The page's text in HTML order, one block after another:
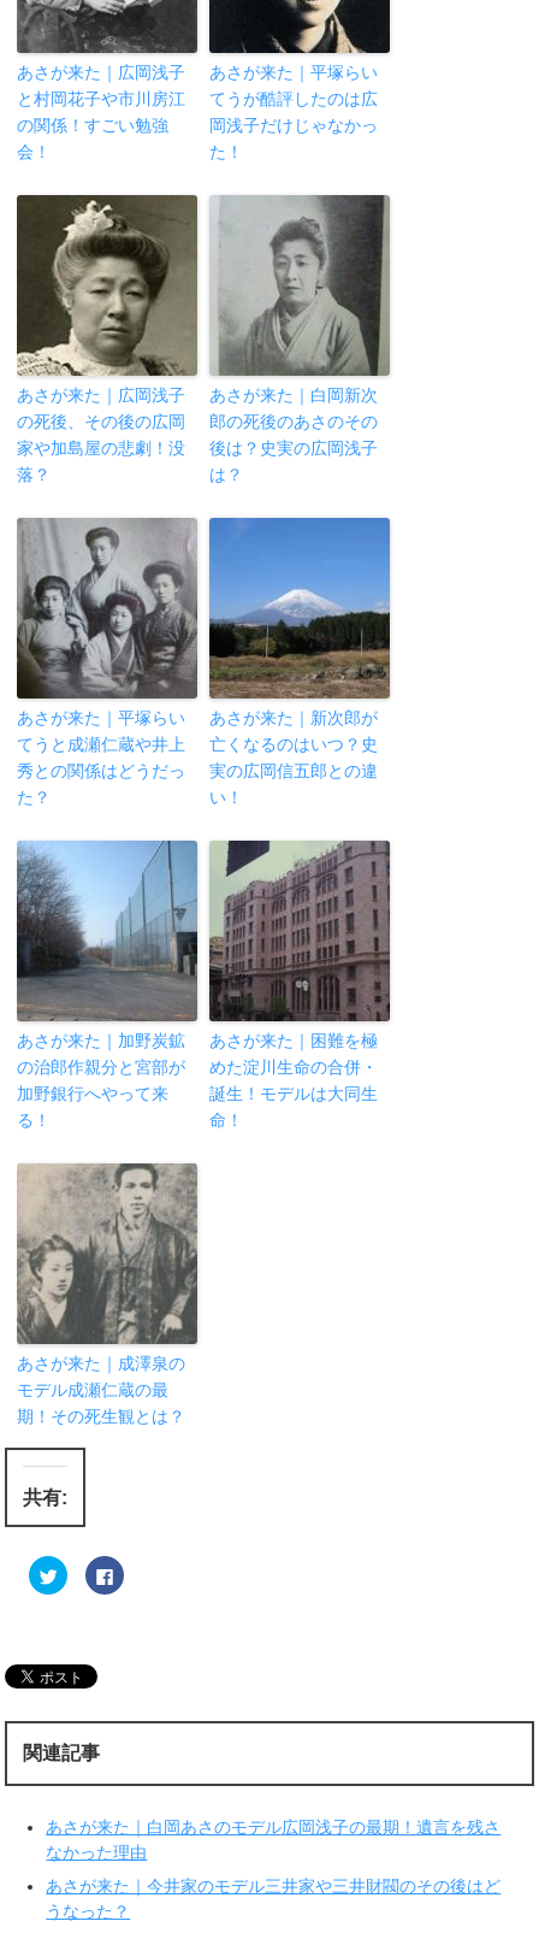
あさが来た｜広岡浅子
と村岡花子や市川房江
の関係！すごい勉強
会！
あさが来た｜平塚らい
てうが酷評したのは広
岡浅子だけじゃなかっ
た！
あさが来た｜広岡浅子
の死後、その後の広岡
家や加島屋の悲劇！没
落？
あさが来た｜白岡新次
郎の死後のあさのその
後は？史実の広岡浅子
は？
あさが来た｜平塚らい
てうと成瀬仁蔵や井上
秀との関係はどうだっ
た？
あさが来た｜新次郎が
亡くなるのはいつ？史
実の広岡信五郎との違
い！
あさが来た｜加野炭鉱
の治郎作親分と宮部が
加野銀行へやって来
る！
あさが来た｜困難を極
めた淀川生命の合併・
誕生！モデルは大同生
命！
あさが来た｜成澤泉の
モデル成瀬仁蔵の最
期！その死生観とは？
共有:
ク
リ
w
i
e
r
で
有
新
し
い
ウ
ン
ド
ウ
F
a
す
ク
ッ
ク
し
て
く
だ
さ
い
関連記事
あさが来た｜白岡あさのモデル広岡浅子の最期！遺言を残さ
なかった理由
あさが来た｜今井家のモデル三井家や三井財閥のその後はど
うなった？